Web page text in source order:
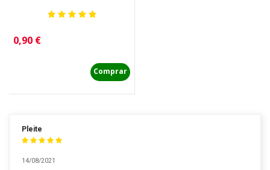
Precio
0,90 €
Comprar
Pleite
14/08/2021